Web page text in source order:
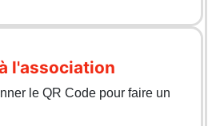
l'association
le QR Code pour faire un